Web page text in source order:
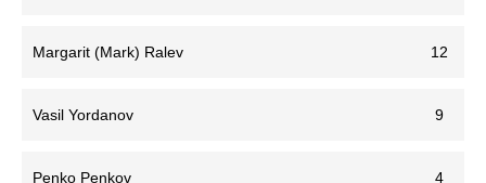
Margarit (Mark) Ralev 12
Vasil Yordanov 9
Penko Penkov 4